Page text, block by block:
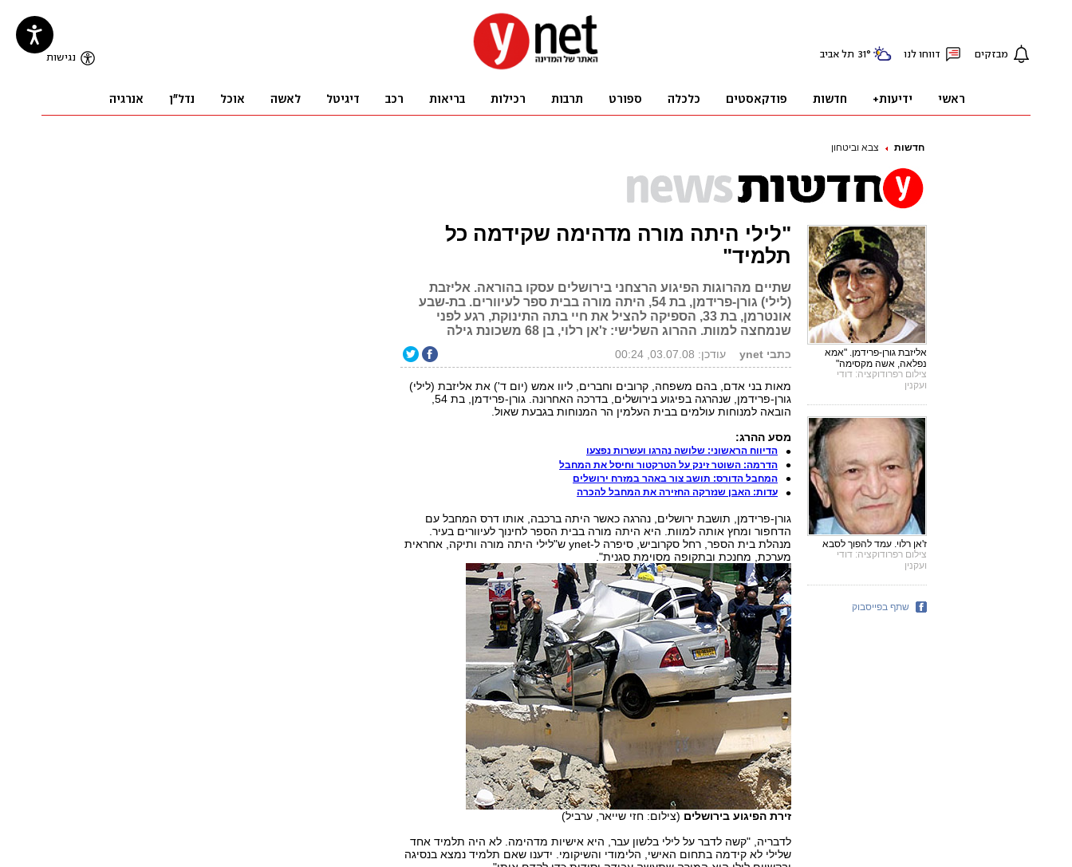
חדשות צבא וביטחון
"לילי היתה מורה מדהימה שקידמה כל
תלמיד"
שתיים מהרוגות הפיגוע הרצחני בירושלים עסקו בהוראה. אליזבת
(לילי) גורן-פרידמן, בת 54, היתה מורה בבית ספר לעיוורים. בת-שבע
אונטרמן, בת 33, הספיקה להציל את חיי בתה התינוקת, רגע לפני
שנמחצה למוות. ההרוג השלישי: ז'אן רלוי, בן 68 משכונת גילה
כתבי ynet עודכן: 03.07.08, 00:24
מאות בני אדם, בהם משפחה, קרובים וחברים, ליוו אמש (יום ד') את אליזבת (לילי)
גורן-פרידמן, שנהרגה בפיגוע בירושלים, בדרכה האחרונה. גורן-פרידמן, בת 54,
הובאה למנוחות עולמים בבית העלמין הר המנוחות בגבעת שאול.
מסע ההרג:
הדיווח הראשוני: שלושה נהרגו ועשרות נפצעו
הדרמה: השוטר זינק על הטרקטור וחיסל את המחבל
המחבל הדורס: תושב צור באהר במזרח ירושלים
עדות: האבן שנזרקה החזירה את המחבל להכרה
גורן-פרידמן, תושבת ירושלים, נהרגה כאשר היתה ברכבה, אותו דרס המחבל עם
הדחפור ומחץ אותה למוות. היא היתה מורה בבית הספר לחינוך לעיוורים בעיר.
מנהלת בית הספר, רחל סקרוביש, סיפרה ל-ynet ש"לילי היתה מורה ותיקה, אחראית
מערכת, מחנכת ובתקופה מסוימת סגנית".
זירת הפיגוע בירושלים (צילום: חזי שייאר, ערביל)
לדבריה, "קשה לדבר על לילי בלשון עבר, היא אישיות מדהימה. לא היה תלמיד אחד
שלילי לא קידמה בתחום האישי, הלימודי והשיקומי. ידענו שאם תלמיד נמצא בנסיגה
אליזבת גורן-פרידמן. "אמא
נפלאה, אשה מקסימה"
צילום רפרודוקציה: דודי
ועקנין
ז'אן רלוי. עמד להפוך לסבא
צילום רפרודוקציה: דודי
ועקנין
שתף בפייסבוק